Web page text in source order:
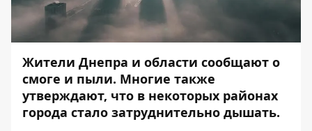
Жители Днепра и области сообщают о
смоге и пыли. Многие также
утверждают, что в некоторых районах
города стало затруднительно дышать.